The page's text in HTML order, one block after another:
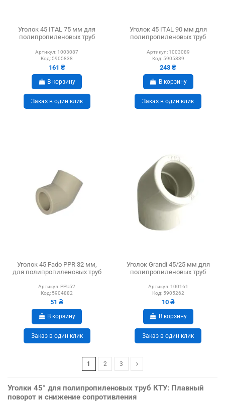
Уголок 45 ITAL 75 мм для
полипропиленовых труб
Артикул: 1003087
Код: 5905838
161 ₴
В корзину
Заказ в один клик
Уголок 45 ITAL 90 мм для
полипропиленовых труб
Артикул: 1003089
Код: 5905839
243 ₴
В корзину
Заказ в один клик
Уголок 45 Fado PPR 32 мм,
для полипропиленовых труб
Артикул: PPU52
Код: 5904882
51 ₴
В корзину
Заказ в один клик
Уголок Grandi 45/25 мм для
полипропиленовых труб
Артикул: 100161
Код: 5905262
10 ₴
В корзину
Заказ в один клик
1 2 3
Уголки 45° для полипропиленовых труб КТУ: Плавный
поворот и снижение сопротивления